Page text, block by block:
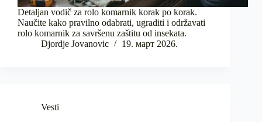
Detaljan vodič za rolo komarnik korak po korak.
Naučite kako pravilno odabrati, ugraditi i održavati
rolo komarnik za savršenu zaštitu od insekata.
Djordje Jovanovic
19. март 2026.
Vesti